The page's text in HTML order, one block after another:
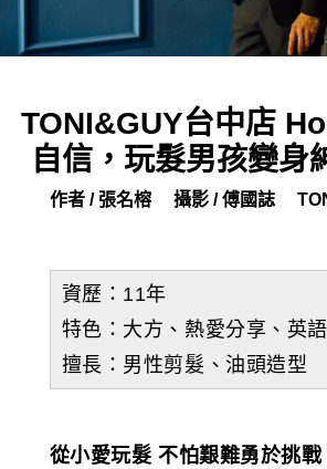
TONI&GUY台中店
自信，玩髮男孩變身
作者 / 張名榕 攝影 / 傅國誌
資歷：11年
特色：大方、熱愛分享、英
擅長：男性剪髮、油頭造型
從小愛玩髮 不怕艱難勇於挑戰